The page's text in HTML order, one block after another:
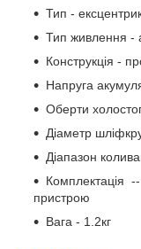
Тип -
Тип живлення -
Конструкція -
Напруга
Оберти
Діаметр
Діапазон
Комплектація
пристрою
Вага - 1.2кг